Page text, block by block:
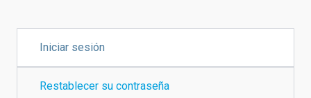
la
navegación
PRINCIPALES
Iniciar sesión
Restablecer su contraseña